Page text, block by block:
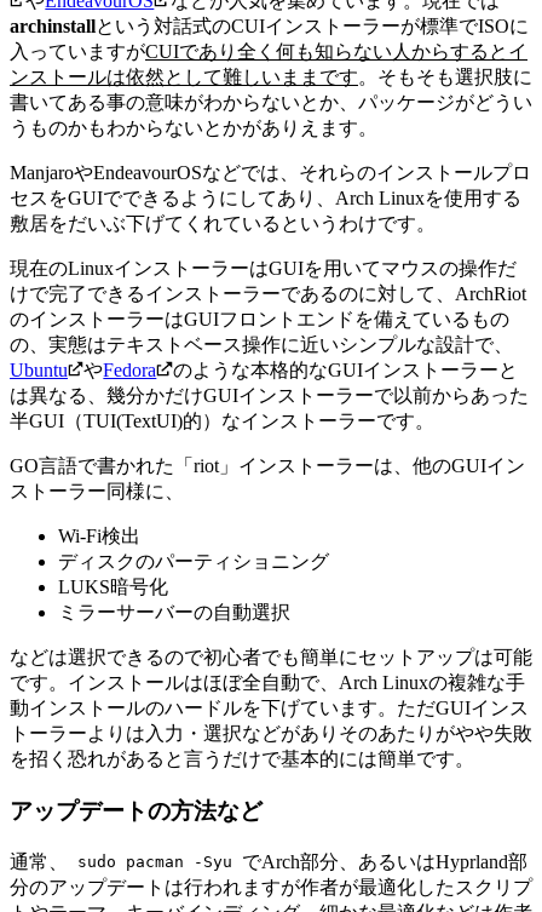
archinstallという対話式のCUIインストーラーが標準でISOに
入っていますがCUIであり全く何も知らない人からするとイ
ンストールは依然として難しいままです。 そもそも選択肢に
書いてある事の意味がわからないとか、パッケージがどうい
うものかもわからないとかがありえます。
ManjaroやEndeavourOSなどでは、それらのインストールプロ
セスをGUIでできるようにしてあり、Arch Linuxを使用する
敷居をだいぶ下げてくれているというわけです。
現在のLinuxインストーラーはGUIを用いてマウスの操作だ
けで完了できるインストーラーであるのに対して、ArchRiot
のインストーラーはGUIフロントエンドを備えているもの
の、実態はテキストベース操作に近いシンプルな設計で、
Ubuntu
やFedora
のような本格的なGUIインストーラーと
は異なる、幾分かだけGUIインストーラーで以前からあった
半GUI（TUI(TextUI)的）なインストーラーです。
GO言語で書かれた「riot」インストーラーは、他のGUIイン
ストーラー同様に、
Wi-Fi検出
ディスクのパーティショニング
LUKS暗号化
ミラーサーバーの自動選択
などは選択できるので初心者でも簡単にセットアップは可能
です。インストールはほぼ全自動で、Arch Linuxの複雑な手
動インストールのハードルを下げています。ただGUIインス
トーラーよりは入力・選択などがありそのあたりがやや失敗
を招く恐れがあると言うだけで基本的には簡単です。
アップデートの方法など
通常、 sudo pacman -Syu
でArch部分、あるいはHyprland部
分のアップデートは行われますが作者が最適化したスクリプ